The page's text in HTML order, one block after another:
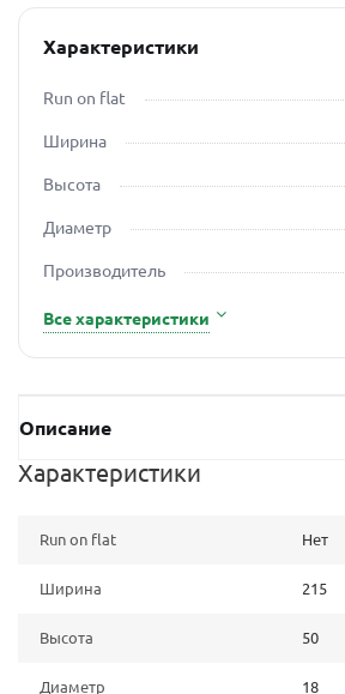
Характеристики
Run on flat
Ширина
Высота
Диаметр
Производитель
Все характеристики
Описание
Характеристики
Run on flat Нет
Ширина 215
Высота 50
Диаметр 18